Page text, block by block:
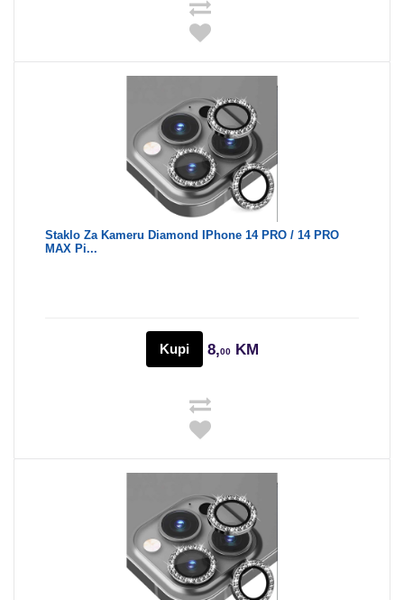
Staklo Za Kameru Diamond IPhone 14 PRO / 14 PRO
MAX Pi...
Kupi 8,00KM